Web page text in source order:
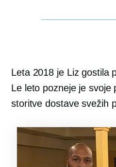
Leta 2018 je Liz gostila
Le leto pozneje je svoje
storitve dostave svežih